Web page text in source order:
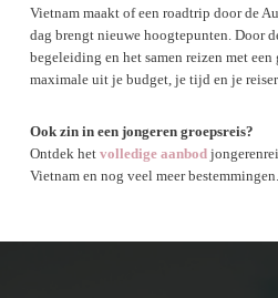
Vietnam maakt of een roadtrip door de
dag brengt nieuwe hoogtepunten. Door
begeleiding en het samen reizen met
maximale uit je budget, je tijd en je
Ook zin in een jongeren groepsreis?
Ontdek het volledige aanbod
Vietnam en nog veel meer